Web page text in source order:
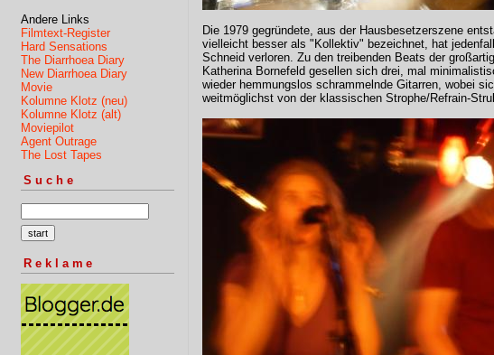
Andere Links
Filmtext-Register
Hard Sensations
The Diarrhoea Diary
New Diarrhoea Diary
Movie
Kolumne Klotz (neu)
Kolumne Klotz (alt)
Moviepilot
Agent Outrage
The Lost Tapes
Suche
Reklame
Die 1979 gegründete, aus der Hausbesetzerszene
vielleicht besser als "Kollektiv" bezeichnet, hat
Schneid verloren. Zu den treibenden Beats der
Katherina Bornefeld gesellen sich drei, mal
wieder hemmungslos schrammelnde Gitarren, wobei
weitmöglichst von der klassischen Strophe/Refrain-